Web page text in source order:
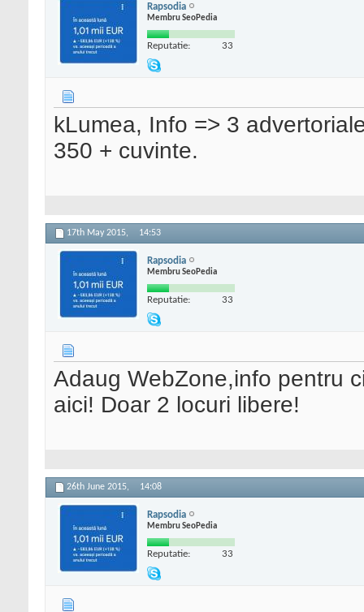
Rapsodia
Membru SeoPedia
Reputatie: 33
kLumea, Info => 3
350 + cuvinte.
17th May 2015, 14:53
Rapsodia
Membru SeoPedia
Reputatie: 33
Adaug WebZone,info pentru
aici! Doar 2 locuri libere!
26th June 2015, 14:08
Rapsodia
Membru SeoPedia
Reputatie: 33